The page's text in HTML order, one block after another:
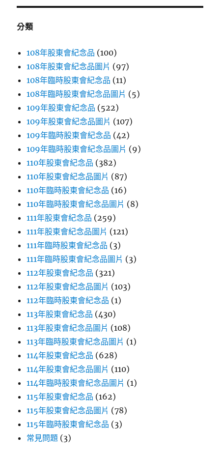
鍵
分類
108年股東會紀念品 (100)
108年股東會紀念品圖片 (97)
108年臨時股東會紀念品 (11)
108年臨時股東會紀念品圖片 (5)
109年股東會紀念品 (522)
109年股東會紀念品圖片 (107)
109年臨時股東會紀念品 (42)
109年臨時股東會紀念品圖片 (9)
110年股東會紀念品 (382)
110年股東會紀念品圖片 (87)
110年臨時股東會紀念品 (16)
110年臨時股東會紀念品圖片 (8)
111年股東會紀念品 (259)
111年股東會紀念品圖片 (121)
111年臨時股東會紀念品 (3)
111年臨時股東會紀念品圖片 (3)
112年股東會紀念品 (321)
112年股東會紀念品圖片 (103)
112年臨時股東會紀念品 (1)
113年股東會紀念品 (430)
113年股東會紀念品圖片 (108)
113年臨時股東會紀念品圖片 (1)
114年股東會紀念品 (628)
114年股東會紀念品圖片 (110)
114年臨時股東會紀念品圖片 (1)
115年股東會紀念品 (162)
115年股東會紀念品圖片 (78)
115年臨時股東會紀念品 (3)
常見問題 (3)